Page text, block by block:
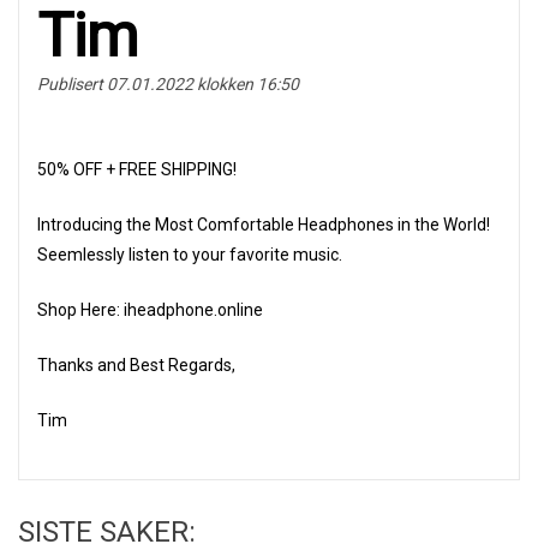
Tim
Publisert 07.01.2022 klokken 16:50
50% OFF + FREE SHIPPING!
Introducing the Most Comfortable Headphones in the World!
Seemlessly listen to your favorite music.
Shop Here: iheadphone.online
Thanks and Best Regards,
Tim
SISTE SAKER: